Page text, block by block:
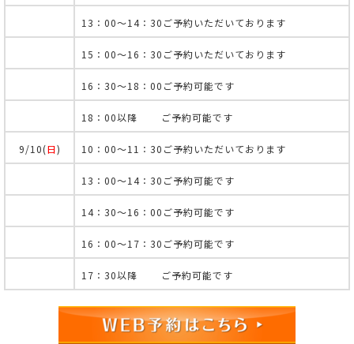
13：00～14：30ご予約いただいております
15：00～16：30ご予約いただいております
16：30～18：00ご予約可能です
18：00以降 ご予約可能です
9/10(日) 10：00～11：30ご予約いただいております
13：00～14：30ご予約可能です
14：30～16：00ご予約可能です
16：00～17：30ご予約可能です
17：30以降 ご予約可能です